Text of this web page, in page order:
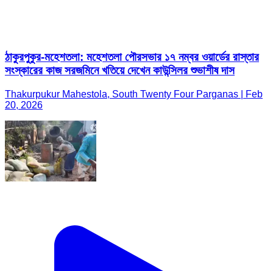
ঠাকুরপুকুর-মহেশতলা: মহেশতলা পৌরসভার ১৭ নম্বর ওয়ার্ডের রাস্তার
সংস্কারের কাজ সরজমিনে খতিয়ে দেখেন কাউন্সিলর শুভাশীষ দাস
Thakurpukur Mahestola, South Twenty Four Parganas | Feb
20, 2026